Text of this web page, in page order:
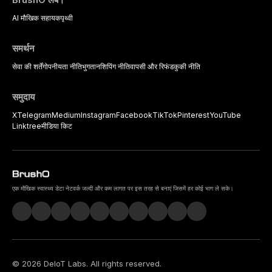
AI मौखिक सहायकपृथ्वी
समर्थन
सेवा की शर्तेंगोपनीयता नीतिभुगतानशिपिंग नीतिवापसी और रिफंडकुकी नीति
समुदाय
XTelegramMediumInstagramFacebookTikTokPinterestYouTube
Linktreeमीडिया किट
एक मौखिक स्वास्थ्य डेटा नेटवर्क जल्दी और कम लागत पर इस तरह से बनाएं जिसमें हर कोई भाग ले सके।
© 2026 DeIoT Labs. All rights reserved.